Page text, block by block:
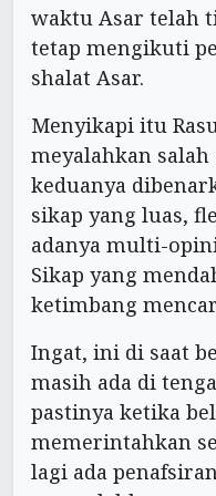
waktu Asar telah
tetap mengikuti
shalat Asar.
Menyikapi itu
meyalahkan salah
keduanya
sikap yang luas,
adanya multi-
Sikap yang
ketimbang
Ingat, ini di saat
masih ada di
pastinya ketika
memerintahkan
lagi ada